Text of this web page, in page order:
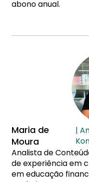
abono anual.
Maria de
Moura
|
Analista de
de experiência em
em educação